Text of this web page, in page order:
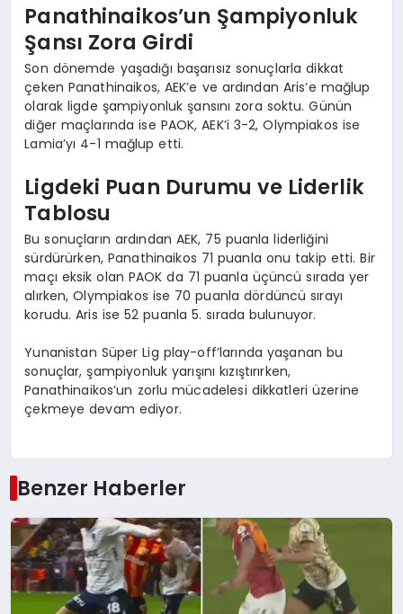
Panathinaikos’un Şampiyonluk
Şansı Zora Girdi
Son dönemde yaşadığı başarısız sonuçlarla dikkat
çeken Panathinaikos, AEK’e ve ardından Aris’e mağlup
olarak ligde şampiyonluk şansını zora soktu. Günün
diğer maçlarında ise PAOK, AEK’i 3-2, Olympiakos ise
Lamia’yı 4-1 mağlup etti.
Ligdeki Puan Durumu ve Liderlik
Tablosu
Bu sonuçların ardından AEK, 75 puanla liderliğini
sürdürürken, Panathinaikos 71 puanla onu takip etti. Bir
maçı eksik olan PAOK da 71 puanla üçüncü sırada yer
alırken, Olympiakos ise 70 puanla dördüncü sırayı
korudu. Aris ise 52 puanla 5. sırada bulunuyor.
Yunanistan Süper Lig play-off’larında yaşanan bu
sonuçlar, şampiyonluk yarışını kızıştırırken,
Panathinaikos’un zorlu mücadelesi dikkatleri üzerine
çekmeye devam ediyor.
Benzer Haberler